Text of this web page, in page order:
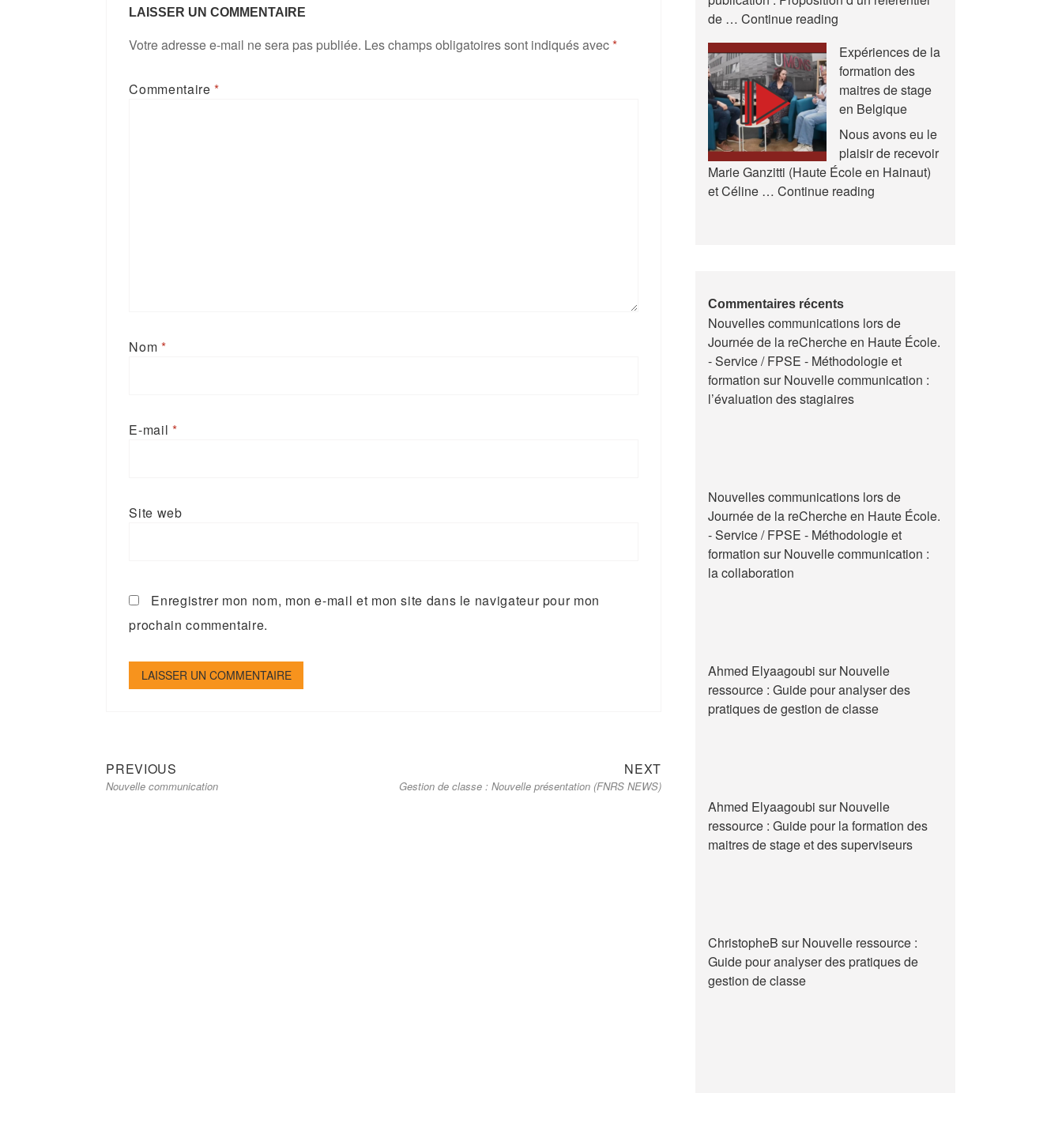
LAISSER UN COMMENTAIRE
Votre adresse e-mail ne sera pas publiée. Les champs obligatoires sont indiqués avec*
Commentaire*
Nom*
E-mail *
Site web
Enregistrer mon nom, mon e-mail et mon site dans le navigateur pour mon
prochain commentaire.
Navigation
de
PREVIOUS
post:
Nouvelle communication
NEXTNext
post:
Gestion de classe : Nouvelle présentation (FNRS NEWS)
Recherche
Éducation
et
en
Formation
(AREF)
de …Continue reading
Expériences de la
formation des
maitres de stage
en Belgique
Nous avons eu le
plaisir de recevoir
Marie Ganzitti (Haute École en Hainaut)
et Céline …Continue reading
stage
en
Belgique
Commentaires récents
Nouvelles communications lors de
Journée de la reCherche en Haute École.
- Service / FPSE - Méthodologie et
formation surNouvelle communication :
l’évaluation des stagiaires
Nouvelles communications lors de
Journée de la reCherche en Haute École.
- Service / FPSE - Méthodologie et
formation surNouvelle communication :
la collaboration
Ahmed Elyaagoubi surNouvelle
ressource : Guide pour analyser des
pratiques de gestion de classe
Ahmed Elyaagoubi surNouvelle
ressource : Guide pour la formation des
maitres de stage et des superviseurs
ChristopheB surNouvelle ressource :
Guide pour analyser des pratiques de
gestion de classe